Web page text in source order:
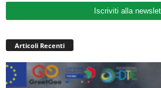
Iscriviti alla
Articoli Recenti